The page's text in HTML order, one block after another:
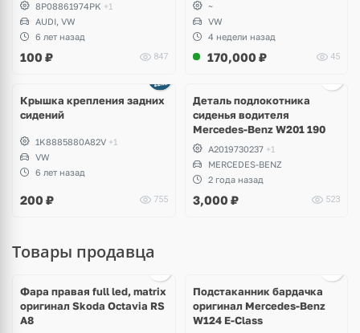
8P08861974PK +1
AUDI, VW
6 лет назад
100 ₽ 847
~
VW
4 недели назад
170,000 ₽ 45
Крышка крепления задних
сидений
1K8885880A82V +1
VW
6 лет назад
200 ₽ 755
Деталь подлокотника
сиденья водителя
Mercedes-Benz W201 190
A2019730237 +1
MERCEDES-BENZ
2 года назад
3,000 ₽ 523
Товары продавца
Фара правая full led, matrix
оригинал Skoda Octavia RS
A8
Подстаканник бардачка
оригинал Mercedes-Benz
W124 E-Class